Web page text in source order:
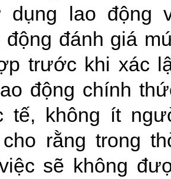
dụng lao động
đánh giá
trước khi xác
động chính
tế, không ít
rằng trong
sẽ không